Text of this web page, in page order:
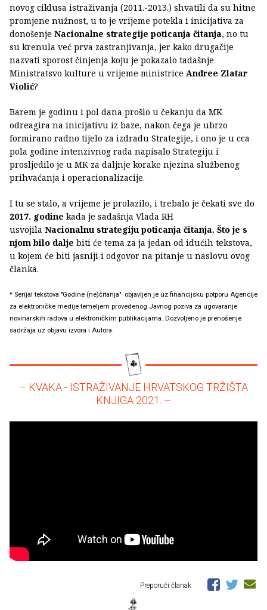
novog ciklusa istraživanja (2011.-2013.) shvatili da su hitne
promjene nužnost, u to je vrijeme potekla i inicijativa za
donošenje Nacionalne strategije poticanja čitanja, no tu
su krenula već prva zastranjivanja, jer kako drugačije
nazvati sporost činjenja koju je pokazalo tadašnje
Ministratsvo kulture u vrijeme ministrice Andree Zlatar
Violić?
Barem je godinu i pol dana prošlo u čekanju da MK
odreagira na inicijativu iz baze, nakon čega je ubrzo
formirano radno tijelo za izdradu Strategije, i ono je u cca
pola godine intenzivnog rada napisalo Strategiju i
prosljedilo je u MK za daljnje korake njezina službenog
prihvaćanja i operacionalizacije.
I tu se stalo, a vrijeme je prolazilo, i trebalo je čekati sve do
2017. godine kada je sadašnja Vlada RH
usvojila Nacionalnu strategiju poticanja čitanja. Što je s
njom bilo dalje biti će tema za ja jedan od idućih tekstova,
u kojem će biti jasniji i odgovor na pitanje u naslovu ovog
članka.
* Serijal tekstova "Godine (ne)čitanja" objavljen je uz financijsku potporu Agencije
za elektroničke medije temeljem provedenog Javnog poziva za ugovaranje
novinarskih radova u elektroničkim publikacijama. Dozvoljeno je prenošenje
sadržaja uz objavu izvora i Autora.
– KVAKA - ISTRAŽIVANJE HRVATSKOG TRŽIŠTA
KNJIGA 2021. –
Preporuči članak